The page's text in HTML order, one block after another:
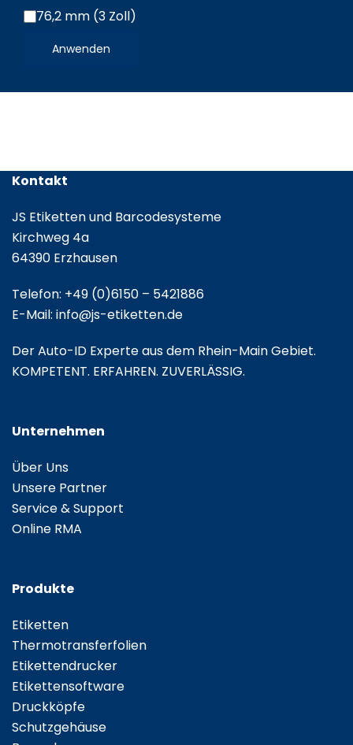
Kern
Etikettenrolle
76,2 mm (3 Zoll)
Anwenden
Kontakt
JS Etiketten und Barcodesysteme
Kirchweg 4a
64390 Erzhausen
Telefon: +49 (0)6150 – 5421886
E-Mail: info@js-etiketten.de
Der Auto-ID Experte aus dem Rhein-Main Gebiet.
KOMPETENT. ERFAHREN. ZUVERLÄSSIG.
Unternehmen
Über Uns
Unsere Partner
Service & Support
Online RMA
Produkte
Etiketten
Thermotransferfolien
Etikettendrucker
Etikettensoftware
Druckköpfe
Schutzgehäuse